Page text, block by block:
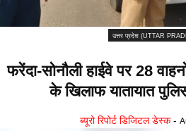
उत्तर प्रदेश (UTTAR
फरेंदा-सोनौली हाईवे पर 28
के खिलाफ यातायात
ब्यूरो रिपोर्ट डिजिटल डेस्क -